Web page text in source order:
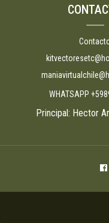
WHATSAPP
Principal: Hector